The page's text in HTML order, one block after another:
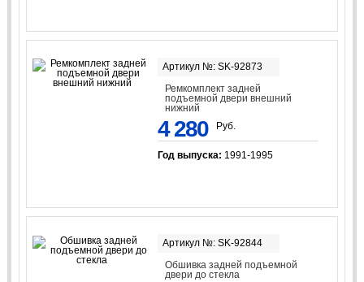
Артикул №: SK-92873
Ремкомплект задней
подъемной двери внешний
нижний
4 280 Руб.
Год выпуска: 1991-1995
Артикул №: SK-92844
Обшивка задней подъемной
двери до стекла